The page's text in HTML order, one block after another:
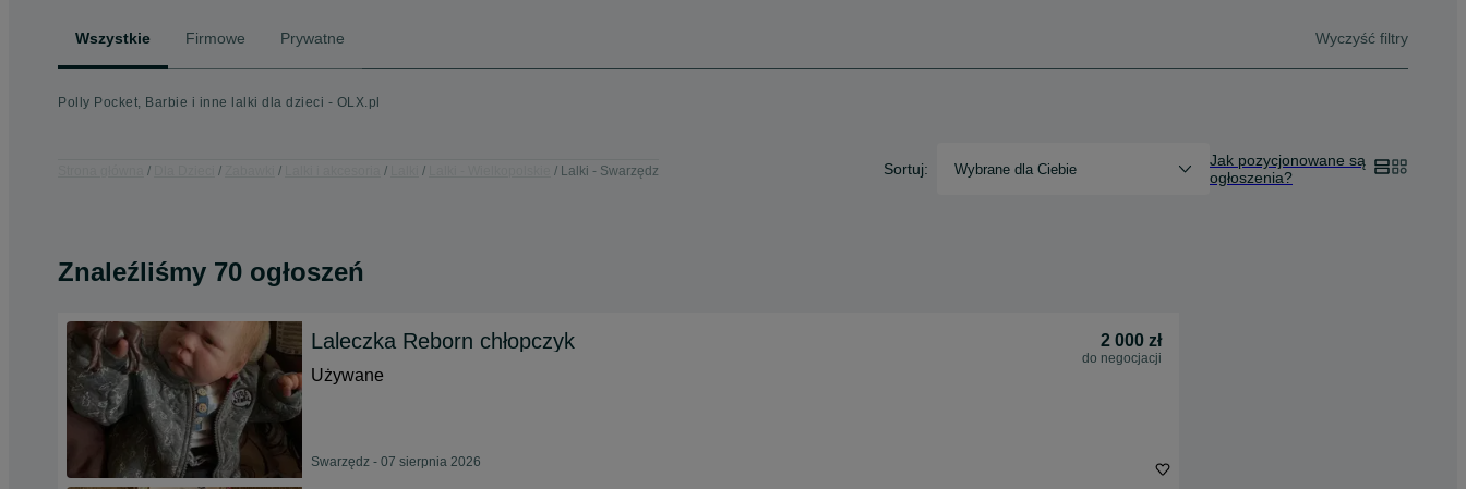
Wszystkie Firmowe Prywatne Wyczyść filtry
Polly Pocket, Barbie i inne lalki dla dzieci - OLX.pl
Lalki - Swarzędz Sortuj: Wybrane dla Ciebie
Jak pozycjonowane są
ogłoszenia?
Znaleźliśmy 70 ogłoszeń
Laleczka Reborn chłopczyk 2 000 zł
do negocjacji
Używane
Swarzędz - 07 sierpnia 2026